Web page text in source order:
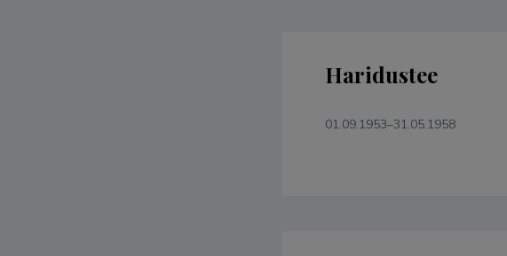
Haridustee
01.09.1953–31.05.1958